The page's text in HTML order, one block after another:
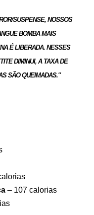
SUSPENSE, NOSSOS
BOMBA MAIS
É LIBERADA. NESSES
DIMINUI, A TAXA DE
SÃO QUEIMADAS."
– 107 calorias